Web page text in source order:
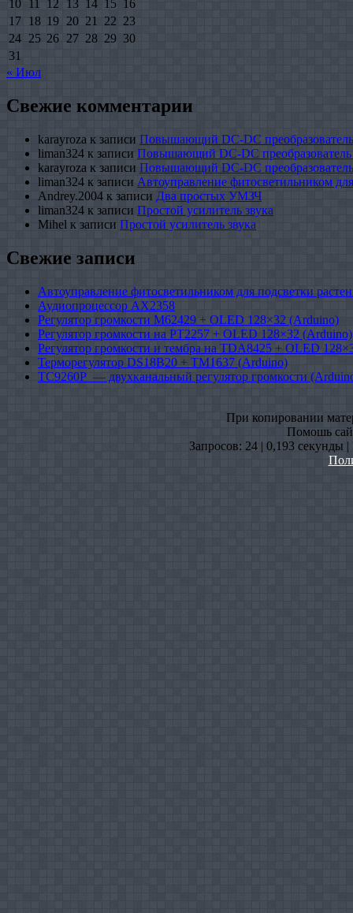
10 11 12 13 14 15 16
17 18 19 20 21 22 23
24 25 26 27 28 29 30
31
« Июл
Свежие комментарии
karayroza к записи Повышающий DC-DC
liman324 к записи Повышающий DC-DC
karayroza к записи Повышающий DC-DC
liman324 к записи Автоуправление фитосветильником
Andrey.2004 к записи Два простых УМЗЧ
liman324 к записи Простой усилитель звука
Mihel к записи Простой усилитель звука
Свежие записи
Автоуправление фитосветильником для подсветки
Аудиопроцессор AX2358
Регулятор громкости M62429 + OLED 128×32 (Arduino)
Регулятор громкости на PT2257 + OLED 128×32 (Arduino)
Регулятор громкости и тембра на TDA8425 + OLED
Терморегулятор DS18B20 + TM1637 (Arduino)
TC9260P — двухканальный регулятор громкости
При копировании
Помошь
Запросов: 24 | 0,193 секунды